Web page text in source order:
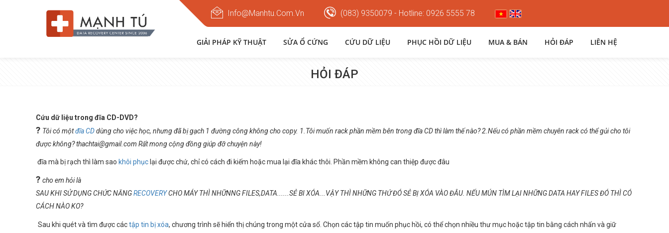
Info@manhtu.com.vn (083) 9350079 - Hotline: 0926 5555 78
GIẢI PHÁP KỸ THUẬT SỬA Ổ CỨNG CỨU DỮ LIỆU PHỤC HỒI DỮ LIỆU MUA & BÁN HỎI ĐÁP LIÊN HỆ
HỎI ĐÁP
Cứu dữ liệu trong đĩa CD-DVD?
? Tôi có mộtđĩa CDdùng cho việc học, nhưng đã bị gạch 1 đường công không cho copy. 1.Tôi muốn rack phần mềm bên trong đĩa CD thì làm thế nào? 2.Nếu có phần mềm chuyên rack có thể gủi cho tôi
được không? thachtai@gmail.com Rất mong cộng đồng giúp đỡ chuyện này!
đĩa mà bị rạch thì làm sao khôi phục lại được chứ, chỉ có cách đi kiếm hoặc mua lại đĩa khác thôi. Phần mềm không can thiệp được đâu
? cho em hỏi là
SAU KHI SỬ DỤNG CHỨC NĂNGRECOVERYCHO MÁY THÌ NHỮNNG FILES,DATA......SẺ BI XÓA...VẬY THÌ NHỮNG THỨ ĐÓ SẺ BỊ XÓA VÀO ĐÂU. NẾU MÚN TÌM LẠI NHỮNG DATA HAY FILES ĐÓ THÌ CÓ
CÁCH NÀO KO?
Sau khi quét và tìm được cáctập tin bị xóa, chương trình sẽ hiển thị chúng trong một cửa sổ. Chọn các tập tin muốn phục hồi, có thể chọn nhiều thư mục hoặc tập tin bằng cách nhấn và giữ